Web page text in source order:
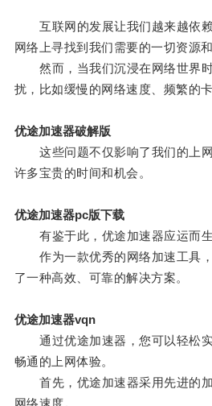
互联网的发展让我们越来越依赖
网络上寻找到我们需要的一切资源和
然而，当我们沉浸在网络世界时
扰，比如缓慢的网络速度、频繁的
优途加速器破解版
这些问题不仅影响了我们的上网
许多宝贵的时间和机会。
优途加速器pc版下载
有鉴于此，优途加速器应运而生
作为一款优秀的网络加速工具，
了一种高效、可靠的解决方案。
优途加速器vqn
通过优途加速器，您可以轻松实
畅通的上网体验。
首先，优途加速器采用先进的加